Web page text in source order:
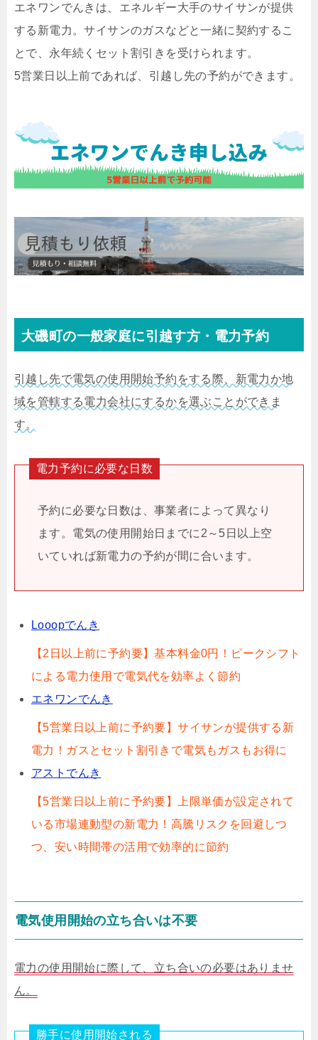
エネワンでんきは、エネルギー大手のサイサンが提供
する新電力。サイサンのガスなどと一緒に契約するこ
とで、永年続くセット割引きを受けられます。
5営業日以上前であれば、引越し先の予約ができます。
大磯町の一般家庭に引越す方・電力予約
引越し先で電気の使用開始予約をする際、新電力か地
域を管轄する電力会社にするかを選ぶことができま
す。
電力予約に必要な日数
予約に必要な日数は、事業者によって異なり
ます。電気の使用開始日までに2～5日以上空
いていれば新電力の予約が間に合います。
Looopでんき
【2日以上前に予約要】基本料金0円！ピークシフト
による電力使用で電気代を効率よく節約
エネワンでんき
【5営業日以上前に予約要】サイサンが提供する新
電力！ガスとセット割引きで電気もガスもお得に
アストでんき
【5営業日以上前に予約要】上限単価が設定されて
いる市場連動型の新電力！高騰リスクを回避しつ
つ、安い時間帯の活用で効率的に節約
電気使用開始の立ち合いは不要
電力の使用開始に際して、立ち合いの必要はありませ
ん。
勝手に使用開始される